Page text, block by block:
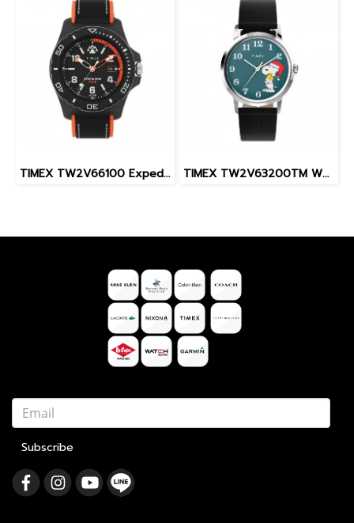
TIMEX TW2V66100 Expedition North® Freedive Ocea นาฬิกาข้อมือผู้ชาย สายผลิตจากวัสดุใต้ทะเลลึก สีดำ/ส้ม หน้าปัด 46 มม. TIMEX TW2V63200TM W22 PEANUTS MARLIN SNOOPY
Subscribe